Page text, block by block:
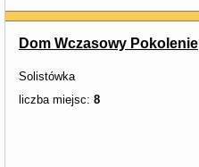
Dom Wczasowy Pokolenie
Solistówka
liczba miejsc: 8